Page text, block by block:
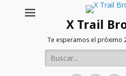
X Trail
Te esperamos el próximo
Buscar: